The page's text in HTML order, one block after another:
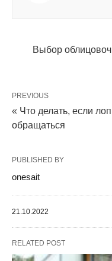
Выбор
PREVIOUS
« Что делать, если
обращаться
PUBLISHED BY
onesait
21.10.2022
RELATED POST